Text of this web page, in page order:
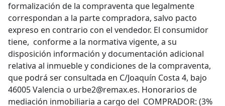
formalización de la compraventa que legalmente
correspondan a la parte compradora, salvo pacto
expreso en contrario con el vendedor. El consumidor
tiene, conforme a la normativa vigente, a su
disposición información y documentación adicional
relativa al inmueble y condiciones de la compraventa,
que podrá ser consultada en C/Joaquín Costa 4, bajo
46005 Valencia o urbe2@remax.es. Honorarios de
mediación inmobiliaria a cargo del COMPRADOR: (3%